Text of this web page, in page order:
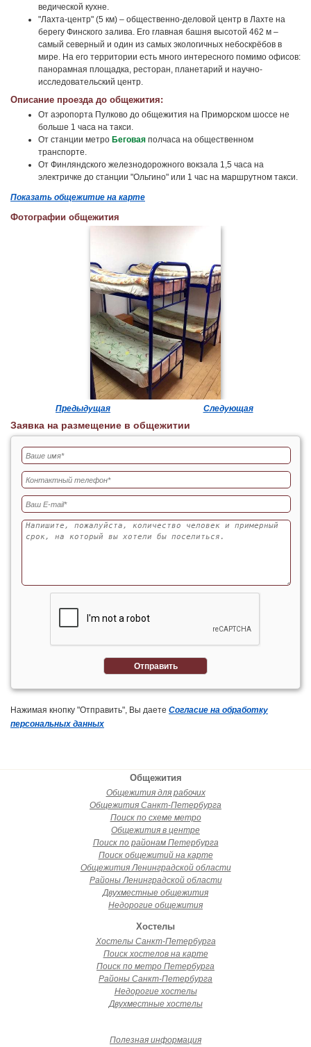
ведической кухне.
"Лахта-центр" (5 км) – общественно-деловой центр в Лахте на
берегу Финского залива. Его главная башня высотой 462 м –
самый северный и один из самых экологичных небоскрёбов в
мире. На его территории есть много интересного помимо офисов:
панорамная площадка, ресторан, планетарий и научно-
исследовательский центр.
Описание проезда до общежития:
От аэропорта Пулково до общежития на Приморском шоссе не
больше 1 часа на такси.
От станции метро Беговая полчаса на общественном
транспорте.
От Финляндского железнодорожного вокзала 1,5 часа на
электричке до станции "Ольгино" или 1 час на маршрутном такси.
Показать общежитие на карте
Фотографии общежития
Предыдущая Следующая
Заявка на размещение в общежитии
Отправить
Нажимая кнопку "Отправить", Вы даете Согласие на обработку
персональных данных
Общежития
Общежития для рабочих
Общежития Санкт-Петербурга
Поиск по схеме метро
Общежития в центре
Поиск по районам Петербурга
Поиск общежитий на карте
Общежития Ленинградской области
Районы Ленинградской области
Двухместные общежития
Недорогие общежития
Хостелы
Хостелы Санкт-Петербурга
Поиск хостелов на карте
Поиск по метро Петербурга
Районы Санкт-Петербурга
Недорогие хостелы
Двухместные хостелы
Полезная информация